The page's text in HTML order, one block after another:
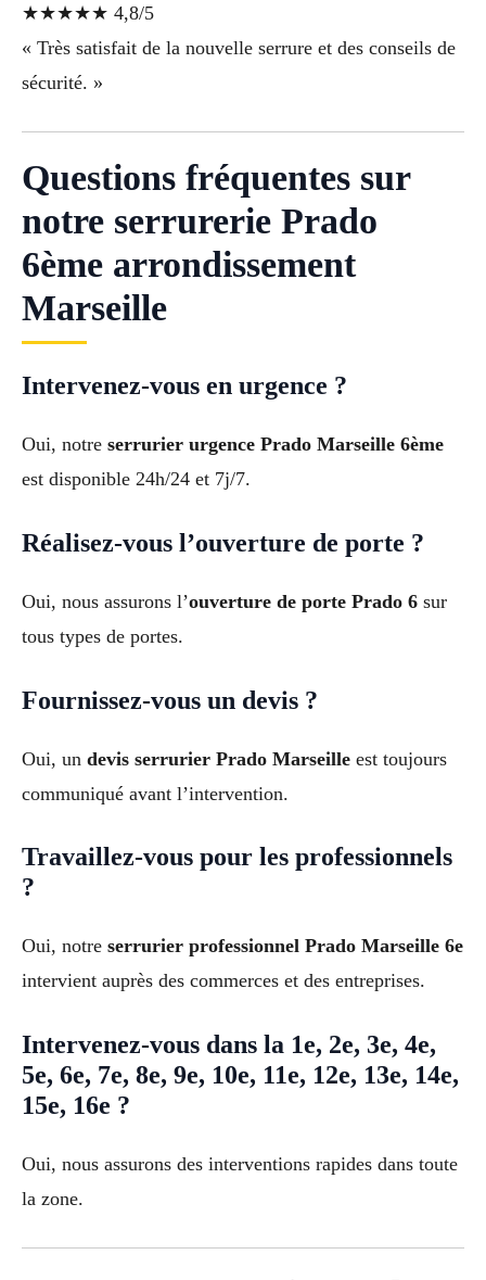
★★★★★ 4,8/5
« Très satisfait de la nouvelle serrure et des conseils de
sécurité. »
Questions fréquentes sur
notre serrurerie Prado
6ème arrondissement
Marseille
Intervenez-vous en urgence ?
Oui, notre serrurier urgence Prado Marseille 6ème
est disponible 24h/24 et 7j/7.
Réalisez-vous l’ouverture de porte ?
Oui, nous assurons l’ouverture de porte Prado 6 sur
tous types de portes.
Fournissez-vous un devis ?
Oui, un devis serrurier Prado Marseille est toujours
communiqué avant l’intervention.
Travaillez-vous pour les professionnels
?
Oui, notre serrurier professionnel Prado Marseille 6e
intervient auprès des commerces et des entreprises.
Intervenez-vous dans la 1e, 2e, 3e, 4e,
5e, 6e, 7e, 8e, 9e, 10e, 11e, 12e, 13e, 14e,
15e, 16e ?
Oui, nous assurons des interventions rapides dans toute
la zone.